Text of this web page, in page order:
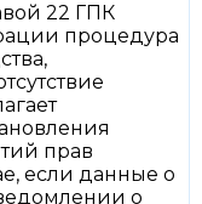
22 ГПК
процедура
прав
если данные о
о